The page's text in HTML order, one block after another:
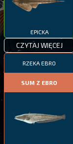
EPICKA
CZYTAJ WIĘCEJ
RZEKA EBRO
SUM Z EBRO